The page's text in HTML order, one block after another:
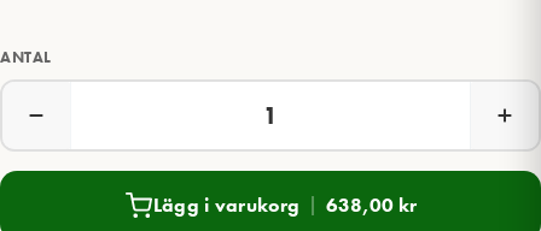
ANTAL
Lägg i varukorg 638,00 kr